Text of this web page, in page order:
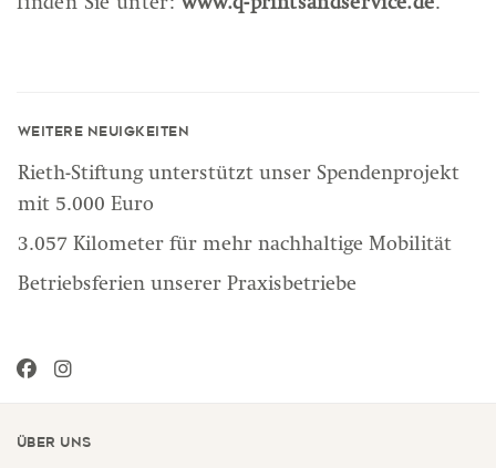
finden Sie unter:www.q-printsandservice.de.
Weitere Neuigkeiten
Rieth-Stiftung unterstützt unser Spendenprojekt
mit 5.000 Euro
3.057 Kilometer für mehr nachhaltige Mobilität
Betriebsferien unserer Praxisbetriebe
Über uns